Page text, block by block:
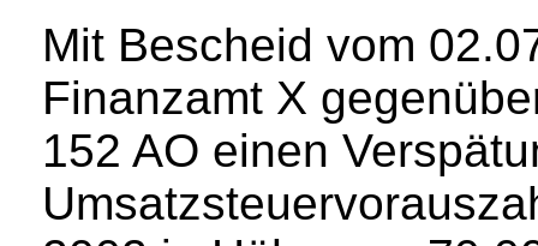
Mit Bescheid vom
Finanzamt X
152 AO einen